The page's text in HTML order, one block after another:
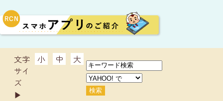
文字
サイ
ズ
▶︎
小 中 大